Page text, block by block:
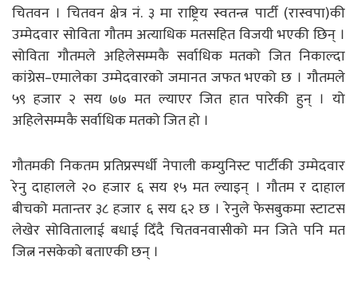
चितवन । चितवन क्षेत्र नं. ३ मा राष्ट्रिय स्वतन्त्र पार्टी (रास्वपा)की
उम्मेदवार सोविता गौतम अत्याधिक मतसहित विजयी भएकी छिन् ।
सोविता गौतमले अहिलेसम्मकै सर्वाधिक मतको जित निकाल्दा
कांग्रेस–एमालेका उम्मेदवारको जमानत जफत भएको छ । गौतमले
५९ हजार २ सय ७७ मत ल्याएर जित हात पारेकी हुन् । यो
अहिलेसम्मकै सर्वाधिक मतको जित हो ।
गौतमकी निकतम प्रतिप्रस्पर्धी नेपाली कम्युनिस्ट पार्टीकी उम्मेदवार
रेनु दाहालले २० हजार ६ सय १५ मत ल्याइन् । गौतम र दाहाल
बीचको मतान्तर ३८ हजार ६ सय ६२ छ । रेनुले फेसबुकमा स्टाटस
लेखेर सोवितालाई बधाई दिँदै चितवनवासीको मन जिते पनि मत
जित्न नसकेको बताएकी छन् ।